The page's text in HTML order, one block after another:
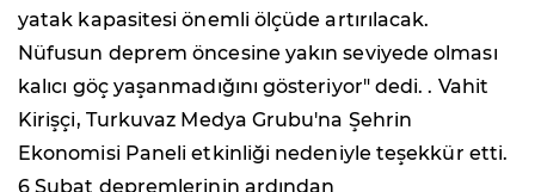
yatak kapasitesi önemli ölçüde artırılacak.
Nüfusun deprem öncesine yakın seviyede olması
kalıcı göç yaşanmadığını gösteriyor" dedi. . Vahit
Kirişçi, Turkuvaz Medya Grubu'na Şehrin
Ekonomisi Paneli etkinliği nedeniyle teşekkür etti.
6 Şubat depremlerinin ardından